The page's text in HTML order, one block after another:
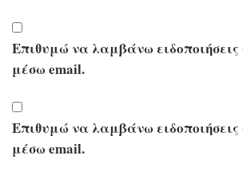
Επιθυμώ να λαμβάνω
μέσω email.
Επιθυμώ να λαμβάνω
μέσω email.